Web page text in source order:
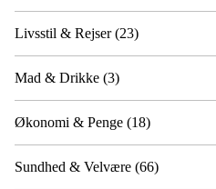
Livsstil & Rejser(23)
Mad & Drikke (3)
Økonomi & Penge (18)
Sundhed & Velvære (66)